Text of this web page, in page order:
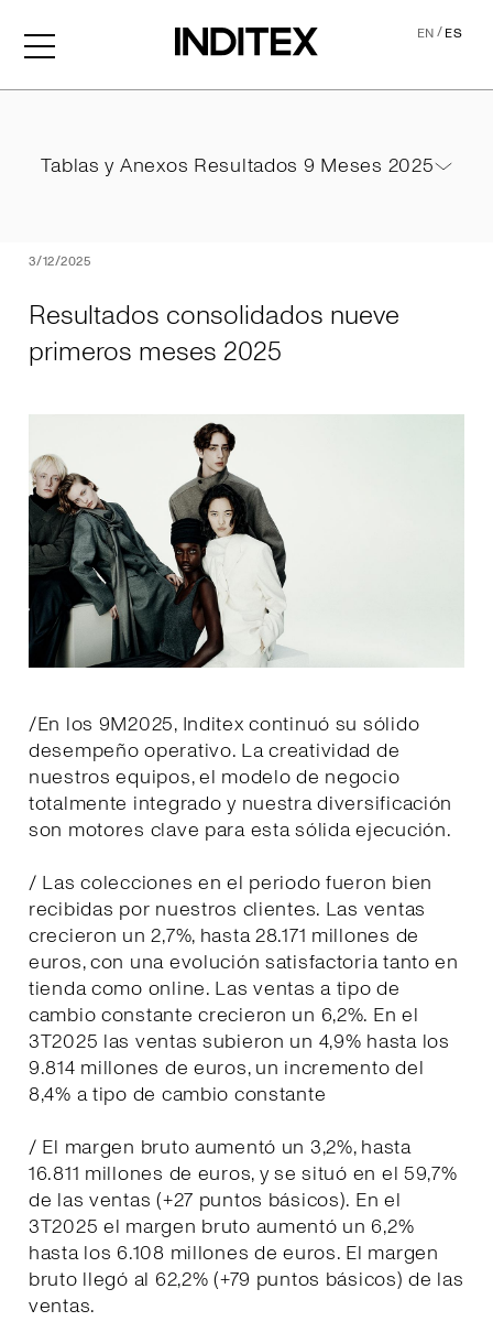
EN/ES
3/12/2025
Resultados consolidados nueve
primeros meses 2025
/En los 9M2025, Inditex continuó su sólido
desempeño operativo. La creatividad de
nuestros equipos, el modelo de negocio
totalmente integrado y nuestra diversificación
son motores clave para esta sólida ejecución.
/ Las colecciones en el periodo fueron bien
recibidas por nuestros clientes. Las ventas
crecieron un 2,7%, hasta 28.171 millones de
euros, con una evolución satisfactoria tanto en
tienda como online. Las ventas a tipo de
cambio constante crecieron un 6,2%. En el
3T2025 las ventas subieron un 4,9% hasta los
9.814 millones de euros, un incremento del
8,4% a tipo de cambio constante
/ El margen bruto aumentó un 3,2%, hasta
16.811 millones de euros, y se situó en el 59,7%
de las ventas (+27 puntos básicos). En el
3T2025 el margen bruto aumentó un 6,2%
hasta los 6.108 millones de euros. El margen
bruto llegó al 62,2% (+79 puntos básicos) de las
ventas.
Tablas y Anexos Resultados 9 Meses 2025